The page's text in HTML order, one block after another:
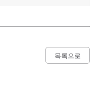
목록으로